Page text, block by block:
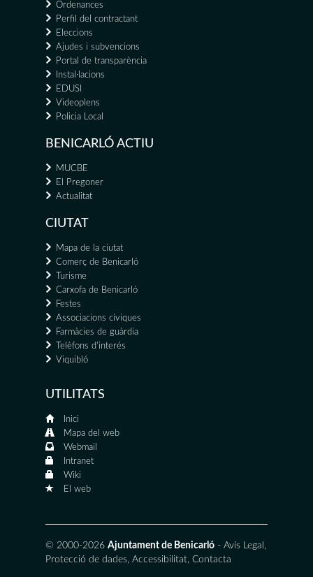
Ordenances
Perfil del contractant
Eleccions
Ajudes i subvencions
Portal de transparència
Instal·lacions
EDUSI
Videoplens
Policia Local
BENICARLÓ ACTIU
MUCBE
El Pregoner
Actualitat
CIUTAT
Mapa de la ciutat
Comerç de Benicarló
Turisme
Carxofa de Benicarló
Festes
Associacions cíviques
Farmàcies de guàrdia
Telèfons d'interés
Viquibló
UTILITATS
Inici
Mapa del web
Webmail
Intranet
Wiki
El web
© 2000-2026 Ajuntament de Benicarló - Avís Legal ,
Protecció de dades, Accessibilitat, Contacta